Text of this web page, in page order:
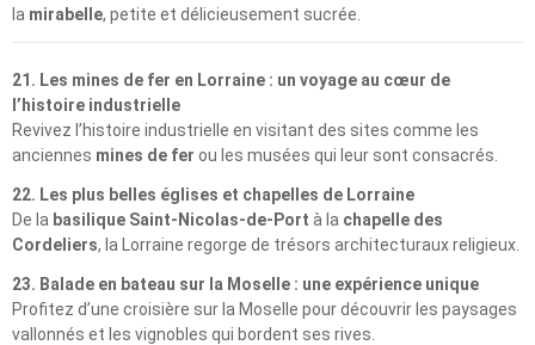
la mirabelle, petite et délicieusement sucrée.
21. Les mines de fer en Lorraine : un voyage au cœur de
l’histoire industrielle
Revivez l’histoire industrielle en visitant des sites comme les
anciennes mines de fer ou les musées qui leur sont consacrés.
22. Les plus belles églises et chapelles de Lorraine
De la basilique Saint-Nicolas-de-Port à la chapelle des
Cordeliers, la Lorraine regorge de trésors architecturaux religieux.
23. Balade en bateau sur la Moselle : une expérience unique
Profitez d’une croisière sur la Moselle pour découvrir les paysages
vallonnés et les vignobles qui bordent ses rives.